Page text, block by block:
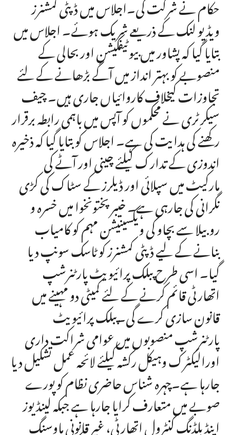
ویڈیو لنک کے ذریعے شریک ہوئے۔ اجلاس میں
بتایا گیا کہ پشاور میں بیوٹیفکیشن اور بحالی کے
منصوبے کو بہتر انداز میں آگے بڑھانے کے لئے
تجاوزات کیخلاف کاروائیاں جاری ہیں۔ چیف
سیکرٹری نے محکموں کو آپس میں باہمی رابطہ برقرار
رکھنے کی ہدایت کی ہے۔ اجلاس کو بتایا گیا کہ ذخیرہ
اندوزی کے تدارک کیلئے چینی اور آٹے کی
مارکیٹ میں سپلائی اور ڈیلرز کے سٹاک کی کڑی
نگرانی کی جارہی ہے۔ خیبرپختونخوا میں خسرہ و
روبیلا سے بچاو کی ویکسینیشن مہم کو کامیاب
بنانے کے لیے ڈپٹی کمشنرز کو ٹاسک سونپ دیا
گیا۔ اسی طرح پبلک پرائیویٹ پارٹنرشپ
اتھارٹی قائم کرنے کے لئے کمیٹی دو مہینے میں
قانون سازی کرے گی۔پبلک پرائیویٹ
پارٹنرشپ منصوبوں میں عوامی شراکت داری
اورالیکٹرک وہیکل رکشہ کیلئے لائحہ عمل تشکیل دیا
جارہا ہے۔چہرہ شناس حاضری نظام کو پورے
صوبے میں متعارف کرایا جارہا ہے جبکہ لینڈ یوز
اینڈ بلڈنگ کنٹرول اتھارٹی، غیر قانونی ہاوسنگ